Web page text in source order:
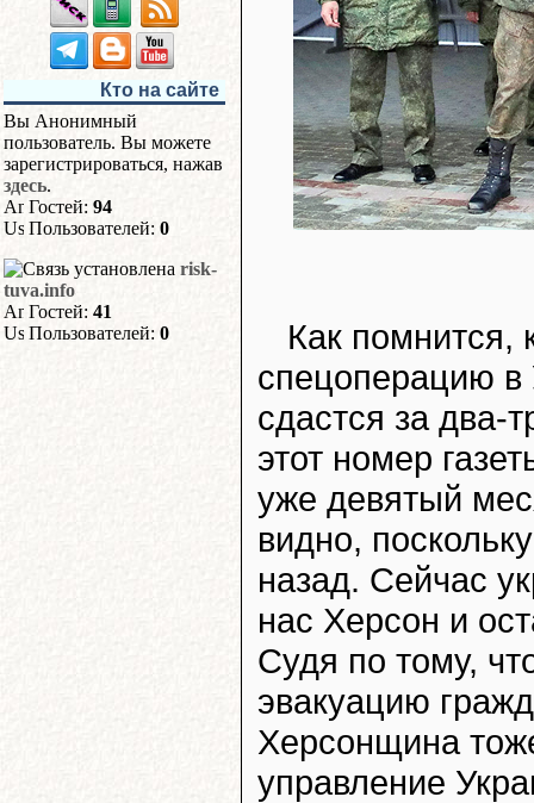
Кто на сайте
Вы Анонимный
пользователь. Вы можете
зарегистрироваться, нажав
здесь.
Гостей: 94
Пользователей: 0
risk-
tuva.info
Гостей: 41
Пользователей: 0
Как помнится,
спецоперацию в
сдастся за два-
этот номер
уже девятый
видно,
назад. Сейчас
нас Херсон и
Судя по тому,
эвакуацию
Херсонщина
управление